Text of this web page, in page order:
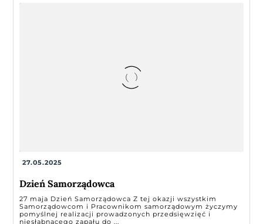
27.05.2025
Dzień Samorządowca
27 maja Dzień Samorządowca Z tej okazji wszystkim
Samorządowcom i Pracownikom samorządowym życzymy
pomyślnej realizacji prowadzonych przedsięwzięć i
niesłabnącego zapału do ...